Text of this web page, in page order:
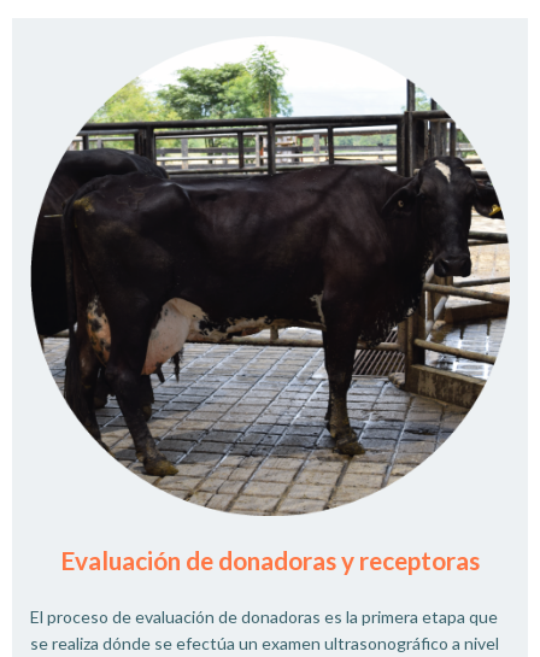
Evaluación de donadoras y receptoras
El proceso de evaluación de donadoras es la primera etapa que
se realiza dónde se efectúa un examen ultrasonográfico a nivel